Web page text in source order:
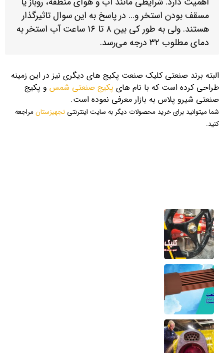
مسقف بودن استخر و… در پاسخ به این سوال تاثیرگذار
هستند. ولی به طور کی بین ۸ تا ۱۶ ساعت آب استخر به
دمای مطلوب ۳۲ درجه می‌رسد.
البته برند صنعتی کلیک صنعت پکیج های دیگری نیز در این زمینه
طراحی کرده است که با نام های پکیج صنعتی شمس و پکیج
صنعتی شیرو پلاس به بازار معرفی نموده است.
شما میتوانید برای خرید محصولات دیگر به سایت اینترنتی تجهیزستانمراجعه
کنید.